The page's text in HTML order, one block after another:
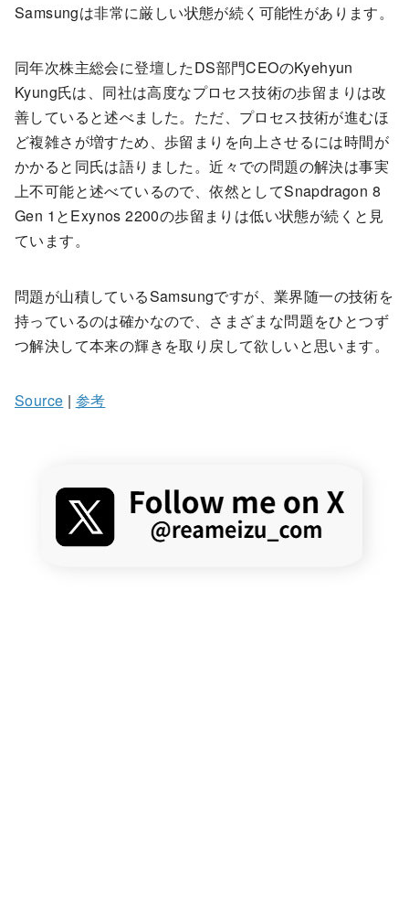
Samsungは非常に厳しい状態が続く可能性があります。
同年次株主総会に登壇したDS部門CEOのKyehyun
Kyung氏は、同社は高度なプロセス技術の歩留まりは改
善していると述べました。ただ、プロセス技術が進むほ
ど複雑さが増すため、歩留まりを向上させるには時間が
かかると同氏は語りました。近々での問題の解決は事実
上不可能と述べているので、依然としてSnapdragon 8
Gen 1とExynos 2200の歩留まりは低い状態が続くと見
ています。
問題が山積しているSamsungですが、業界随一の技術を
持っているのは確かなので、さまざまな問題をひとつず
つ解決して本来の輝きを取り戻して欲しいと思います。
Source | 参考